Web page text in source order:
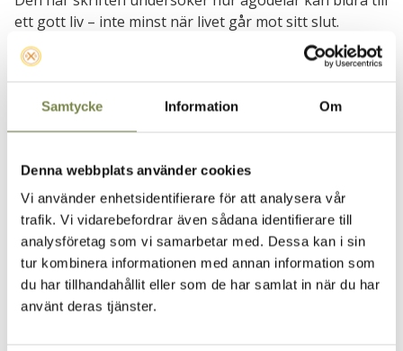
Samtycke Information Om
Denna webbplats använder cookies
Vi använder enhetsidentifierare för att analysera vår
trafik. Vi vidarebefordrar även sådana identifierare till
analysföretag som vi samarbetar med. Dessa kan i sin
tur kombinera informationen med annan information som
du har tillhandahållit eller som de har samlat in när du har
använt deras tjänster.
ett gott liv – inte minst när livet går mot sitt slut.
Ägodelarna spelar nog en större roll i våra liv än vad vi
vill erkänna.